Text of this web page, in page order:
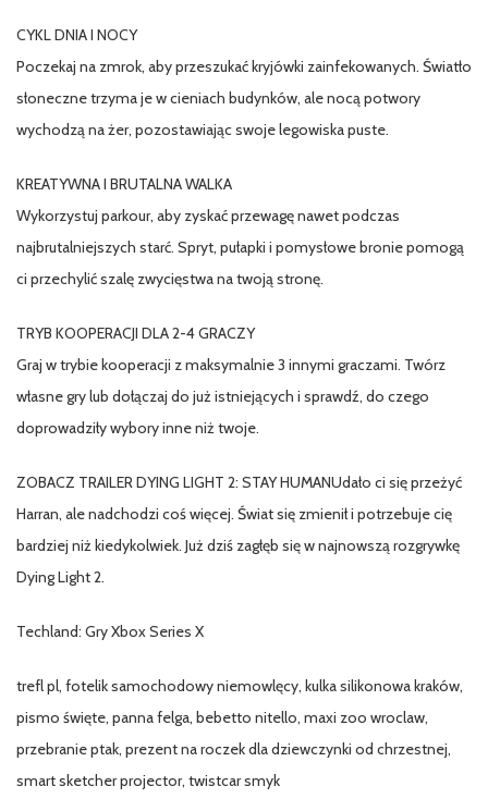
CYKL DNIA I NOCY
Poczekaj na zmrok, aby przeszukać kryjówki zainfekowanych. Światło
słoneczne trzyma je w cieniach budynków, ale nocą potwory
wychodzą na żer, pozostawiając swoje legowiska puste.
KREATYWNA I BRUTALNA WALKA
Wykorzystuj parkour, aby zyskać przewagę nawet podczas
najbrutalniejszych starć. Spryt, pułapki i pomysłowe bronie pomogą
ci przechylić szalę zwycięstwa na twoją stronę.
TRYB KOOPERACJI DLA 2-4 GRACZY
Graj w trybie kooperacji z maksymalnie 3 innymi graczami. Twórz
własne gry lub dołączaj do już istniejących i sprawdź, do czego
doprowadziły wybory inne niż twoje.
ZOBACZ TRAILER DYING LIGHT 2: STAY HUMANUdało ci się przeżyć
Harran, ale nadchodzi coś więcej. Świat się zmienił i potrzebuje cię
bardziej niż kiedykolwiek. Już dziś zagłęb się w najnowszą rozgrywkę
Dying Light 2.
Techland: Gry Xbox Series X
trefl pl, fotelik samochodowy niemowlęcy, kulka silikonowa kraków,
pismo święte, panna felga, bebetto nitello, maxi zoo wroclaw,
przebranie ptak, prezent na roczek dla dziewczynki od chrzestnej,
smart sketcher projector, twistcar smyk